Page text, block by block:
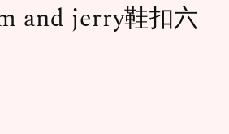
and jerry鞋扣六